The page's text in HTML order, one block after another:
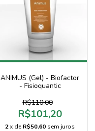
ANIMUS (Gel) - Biofactor
- Fisioquantic
R$110,00
R$101,20
2x deR$50,60 sem juros